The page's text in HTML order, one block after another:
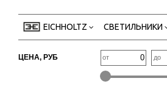
EICHHOLTZ СВЕТИЛЬНИКИ
ЦЕНА, РУБ от до